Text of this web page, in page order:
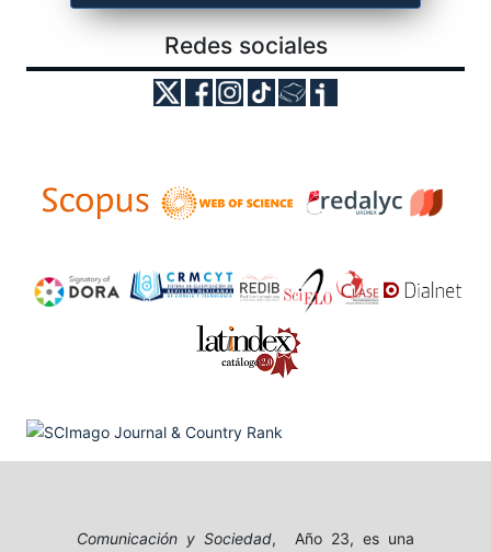
Redes sociales
Comunicación y Sociedad, Año 23, es una